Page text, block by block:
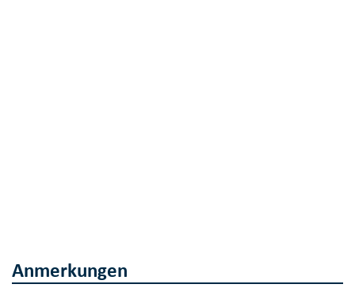
Anmerkungen